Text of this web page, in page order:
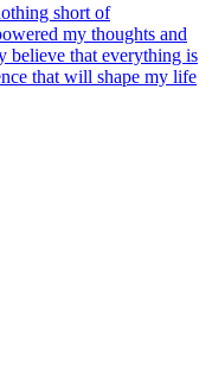
short of
my thoughts and
believe that everything is
that will shape my life